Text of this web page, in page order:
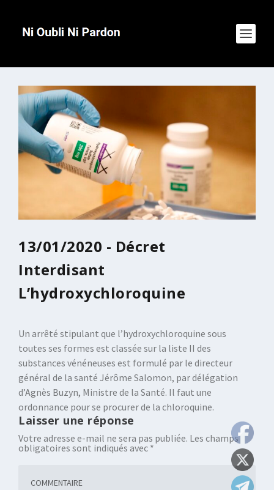
13/01/2020 - Décret
Interdisant
L’hydroxychloroquine
Un arrêté stipulant que l’hydroxychloroquine sous
toutes ses formes est classée sur la liste II des
substances vénéneuses est formulé par le directeur
général de la santé Jérôme Salomon, par délégation
d’Agnès Buzyn, Ministre de la Santé. Il faut une
ordonnance pour se procurer de la chloroquine.
Laisser une réponse
Votre adresse e-mail ne sera pas publiée. Les champs
obligatoires sont indiqués avec *